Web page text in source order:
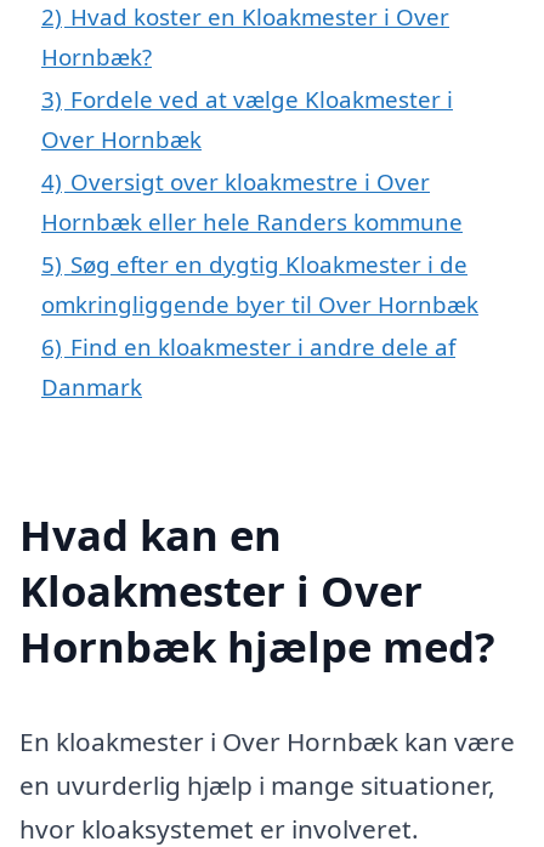
2) Hvad koster en Kloakmester i Over
Hornbæk?
3) Fordele ved at vælge Kloakmester i
Over Hornbæk
4) Oversigt over kloakmestre i Over
Hornbæk eller hele Randers kommune
5) Søg efter en dygtig Kloakmester i de
omkringliggende byer til Over Hornbæk
6) Find en kloakmester i andre dele af
Danmark
Hvad kan en
Kloakmester i Over
Hornbæk hjælpe med?
En kloakmester i Over Hornbæk kan være
en uvurderlig hjælp i mange situationer,
hvor kloaksystemet er involveret.